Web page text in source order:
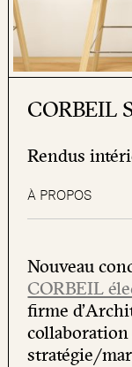
CORBEIL
Rendus
À PROPOS
Nouveau
CORBEIL
firme
collaboration
stratégie/